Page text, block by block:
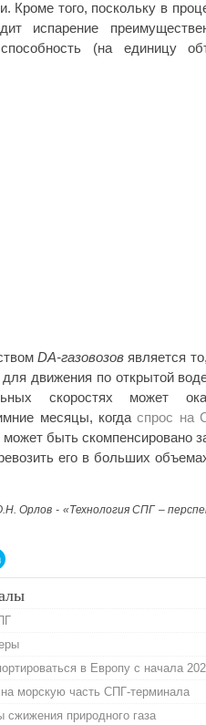
Кроме того, поскольку в
испарение
способность (на единицу
DA-газовозов является
движения по открытой
скоростях может
месяцы, когдаспрос на
может быть
его в больших
Орлов - «Технология СПГ –
в Европу с начала
на морскую часть СПГ-терминала
природного газа